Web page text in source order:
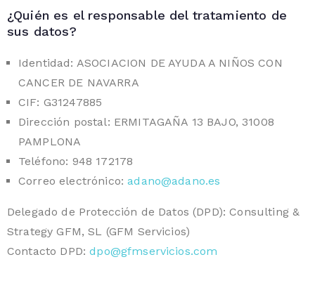
¿Quién es el responsable del tratamiento de
sus datos?
Identidad: ASOCIACION DE AYUDA A NIÑOS CON
CANCER DE NAVARRA
CIF: G31247885
Dirección postal: ERMITAGAÑA 13 BAJO, 31008
PAMPLONA
Teléfono: 948 172178
Correo electrónico:adano@adano.es
Delegado de Protección de Datos (DPD): Consulting &
Strategy GFM, SL (GFM Servicios)
Contacto DPD:dpo@gfmservicios.com